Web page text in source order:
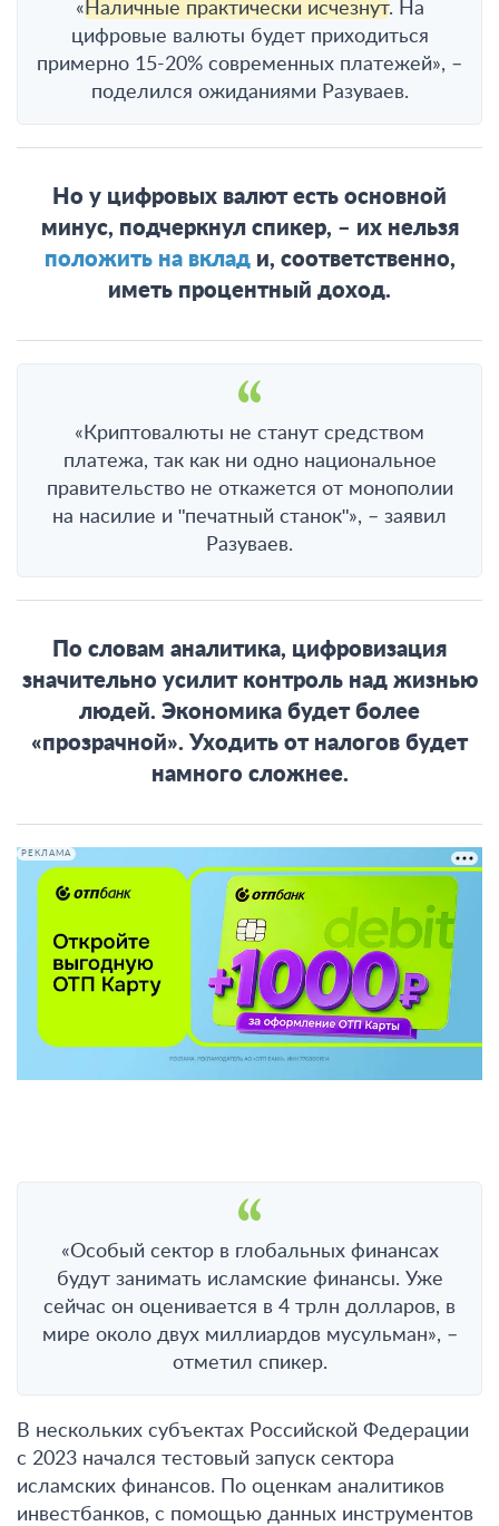
« Наличные практически исчезнут. На
цифровые валюты будет приходиться
примерно 15-20% современных платежей», –
поделился ожиданиями Разуваев.
Но у цифровых валют есть основной
минус, подчеркнул спикер, – их нельзя
положить на вклади, соответственно,
иметь процентный доход.
«Криптовалюты не станут средством
платежа, так как ни одно национальное
правительство не откажется от монополии
на насилие и ʺпечатный станокʺ», – заявил
Разуваев.
По словам аналитика, цифровизация
значительно усилит контроль над жизнью
людей. Экономика будет более
«прозрачной». Уходить от налогов будет
намного сложнее.
РЕКЛАМА
«Особый сектор в глобальных финансах
будут занимать исламские финансы. Уже
сейчас он оценивается в 4 трлн долларов, в
мире около двух миллиардов мусульман», –
отметил спикер.
В нескольких субъектах Российской Федерации
с 2023 начался тестовый запуск сектора
исламских финансов. По оценкам аналитиков
инвестбанков, с помощью данных инструментов